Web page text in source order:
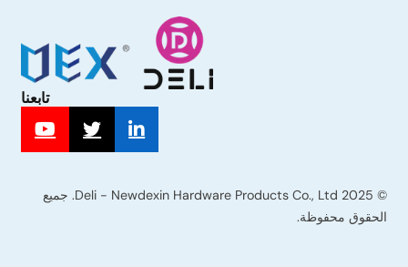
تابعنا
© 2025 Deli - Newdexin Hardware Products Co., Ltd. جميع
الحقوق محفوظة.
الإلكتروني